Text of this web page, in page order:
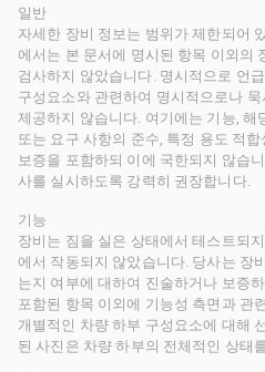
일반
자세한 장비 정보는 범위가 제한되어
에서는 본 문서에 명시된 항목 이외의
검사하지 않았습니다. 명시적으로 언
구성요소와 관련하여 명시적으로나
제공하지 않습니다. 여기에는 기능, 해
또는 요구 사항의 준수, 특정 용도 적
보증을 포함하되 이에 국한되지 않습
사를 실시하도록 강력히 권장합니다.
기능
장비는 짐을 실은 상태에서 테스트되
에서 작동되지 않았습니다. 당사는 장
는지 여부에 대하여 진술하거나 보증
포함된 항목 이외에 기능성 측면과 관
개별적인 차량 하부 구성요소에 대해
된 사진은 차량 하부의 전체적인 상태